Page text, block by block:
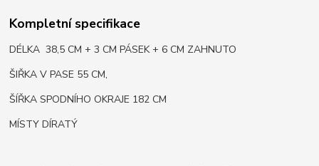
Kompletní specifikace
DÉLKA 38,5 CM + 3 CM PÁSEK + 6 CM ZAHNUTO
ŠIŘKA V PASE 55 CM,
ŠÍŘKA SPODNÍHO OKRAJE 182 CM
MÍSTY DÍRATÝ